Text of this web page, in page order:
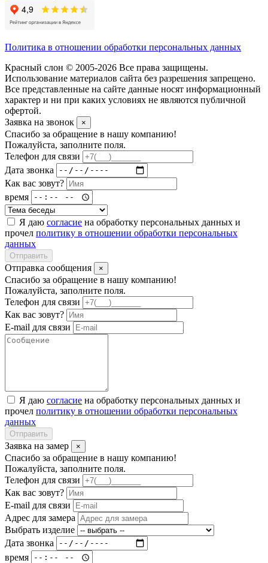
Политика в отношении обработки персональных данных
Красный слон © 2005-2026 Все права защищены.
Использование материалов сайта без разрешения запрещено.
Все представленные на сайте данные носят информационный
характер и ни при каких условиях не являются публичной
офертой.
Заявка на звонок
×
Спасибо за обращение в нашу компанию!
Пожалуйста, заполните поля.
Телефон для связи
Дата звонка
Как вас зовут?
время
Я даю согласие на обработку персональных данных и
прочел политику в отношении обработки персональных
данных
Отправить
Отправка сообщения ×
Спасибо за обращение в нашу компанию!
Пожалуйста, заполните поля.
Телефон для связи
Как вас зовут?
E-mail для связи
Я даю согласие на обработку персональных данных и
прочел политику в отношении обработки персональных
данных
Отправить
Заявка на замер ×
Спасибо за обращение в нашу компанию!
Пожалуйста, заполните поля.
Телефон для связи
Как вас зовут?
E-mail для связи
Адрес для замера
Выбрать изделие
Дата звонка
время